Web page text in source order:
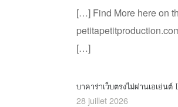
[…] Find More here on
[…]
บาคาร่าเว็บตรงไม่ผ่านเอเย่นต์
28 juillet 2026